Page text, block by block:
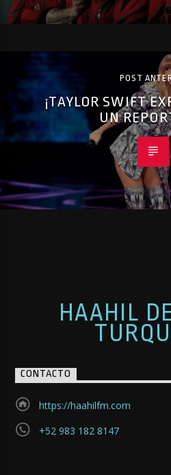
POST
¡TAYLOR SWIFT
UN
HAAHIL
CONTACTO
https://haahilfm.com
+52 983 182 8147